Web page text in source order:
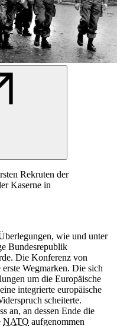
Rekruten der
Kaserne in
wie und unter
Bundesrepublik
Die Konferenz von
Wegmarken. Die sich
um die Europäische
integrierte europäische
scheiterte.
an, an dessen Ende die
NATO aufgenommen